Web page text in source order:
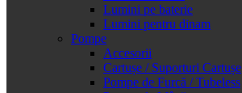
Lumini pe baterie
Lumini pentru dinam
Pompe
Accesorii
Cartușe / Suporturi Cartușe
Pompe de Furcă / Tubeless